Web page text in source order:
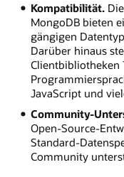
Kompatibilität.Die
MongoDB bieten
gängigen
Darüber hinaus
Clientbibliotheken
JavaScript und
Community-
Open-Source-
Standard-
Community